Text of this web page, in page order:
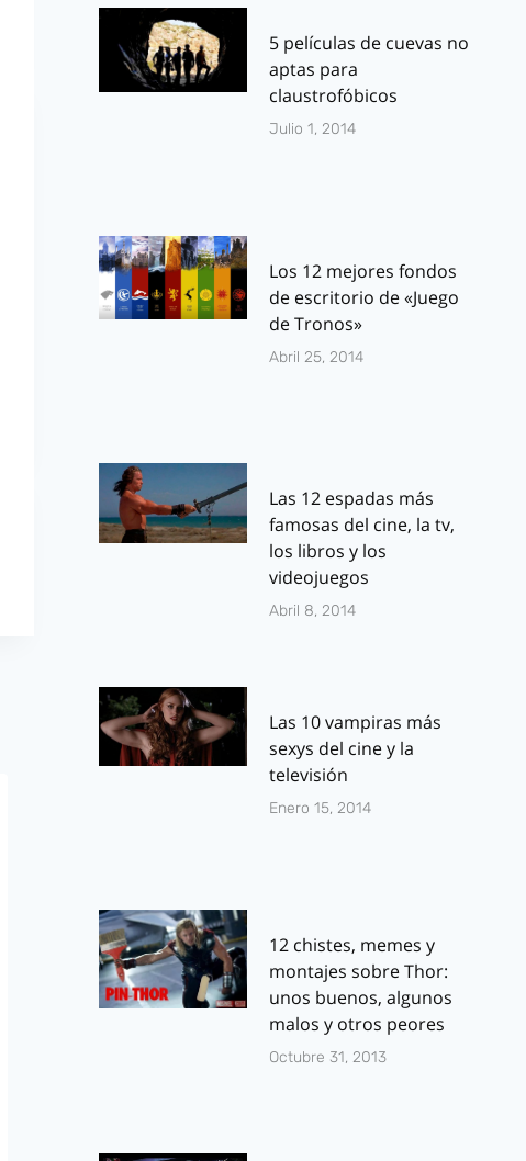
Life in a year: Un
estreno directo a
noviembre 16,
5 películas de cuevas no
aptas para
claustrofóbicos
Julio 1, 2014
Los 12 mejores fondos
de escritorio de «Juego
de Tronos»
Abril 25, 2014
Las 12 espadas más
famosas del cine, la tv,
los libros y los
videojuegos
Abril 8, 2014
Las 10 vampiras más
sexys del cine y la
televisión
Enero 15, 2014
12 chistes, memes y
montajes sobre Thor:
unos buenos, algunos
malos y otros peores
Octubre 31, 2013